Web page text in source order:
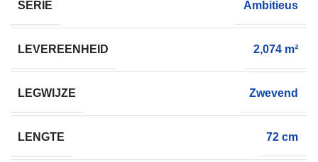
SERIE Ambitieus
LEVEREENHEID 2,074 m²
LEGWIJZE Zwevend
LENGTE 72 cm